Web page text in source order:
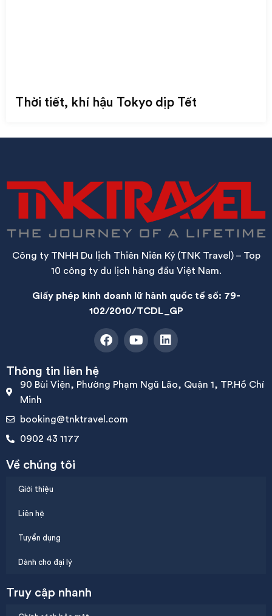
Thời tiết, khí hậu Tokyo dịp Tết
Công ty TNHH Du lịch Thiên Niên Kỷ (TNK Travel) – Top
10 công ty du lịch hàng đầu Việt Nam.
Giấy phép kinh doanh lữ hành quốc tế số: 79-
102/2010/TCDL_GP
Thông tin liên hệ
90 Bùi Viện, Phường Phạm Ngũ Lão, Quận 1, TP.Hồ Chí
Minh
booking@tnktravel.com
0902 43 1177
Về chúng tôi
Giới thiệu
Liên hệ
Tuyển dụng
Dành cho đại lý
Truy cập nhanh